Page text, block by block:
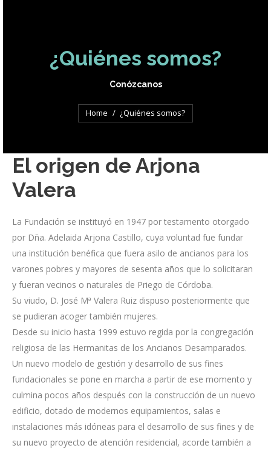
¿Quiénes somos?
Conózcanos
You are here:
Home ¿Quiénes somos?
El origen de Arjona
Valera
La Fundación se instituyó en 1947 por testamento otorgado
por Dña. Adelaida Arjona Castillo, cuya voluntad fue fundar
una institución benéfica que fuera asilo de ancianos para los
varones pobres y mayores de sesenta años que lo solicitaran
y fueran vecinos o naturales de Priego de Córdoba.
Su viudo, D. José Mª Valera Ruiz dispuso posteriormente que
se pudieran acoger también mujeres.
Desde su inicio hasta 1999 estuvo regida por la congregación
religiosa de las Hermanitas de los Ancianos Desamparados.
Un nuevo modelo de gestión y desarrollo de sus fines
fundacionales se pone en marcha a partir de ese momento y
culmina pocos años después con la construcción de un nuevo
edificio, dotado de modernos equipamientos, salas e
instalaciones más idóneas para el desarrollo de sus fines y de
su nuevo proyecto de atención residencial, acorde también a